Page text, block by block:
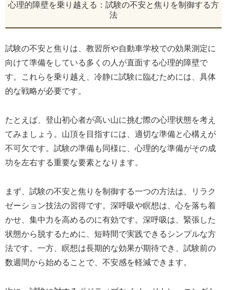
心理的障壁を乗り越える：試験の不安と焦りを制御する方
法
試験の不安と焦りは、教習所や自動車学校での効果測定に
向けて準備をしている多くの人が直面する心理的障壁で
す。これらを乗り越え、冷静に試験に臨むためには、具体
的な戦略が必要です。
たとえば、登山初心者が高い山に挑む際の心理状態を考え
てみましょう。山頂を目指すには、適切な準備と心構えが
不可欠です。試験の準備も同様に、心理的な準備がその成
功を左右する重要な要素となります。
まず、試験の不安と焦りを制御する一つの方法は、リラク
ゼーション技法の習得です。深呼吸や瞑想は、心を落ち着
かせ、集中力を高めるのに有効です。深呼吸は、緊張した
状態から脱するために、短時間で実践できるシンプルな方
法です。一方、瞑想は長期的な効果が期待でき、試験前の
数週間から始めることで、不安感を軽減できます。